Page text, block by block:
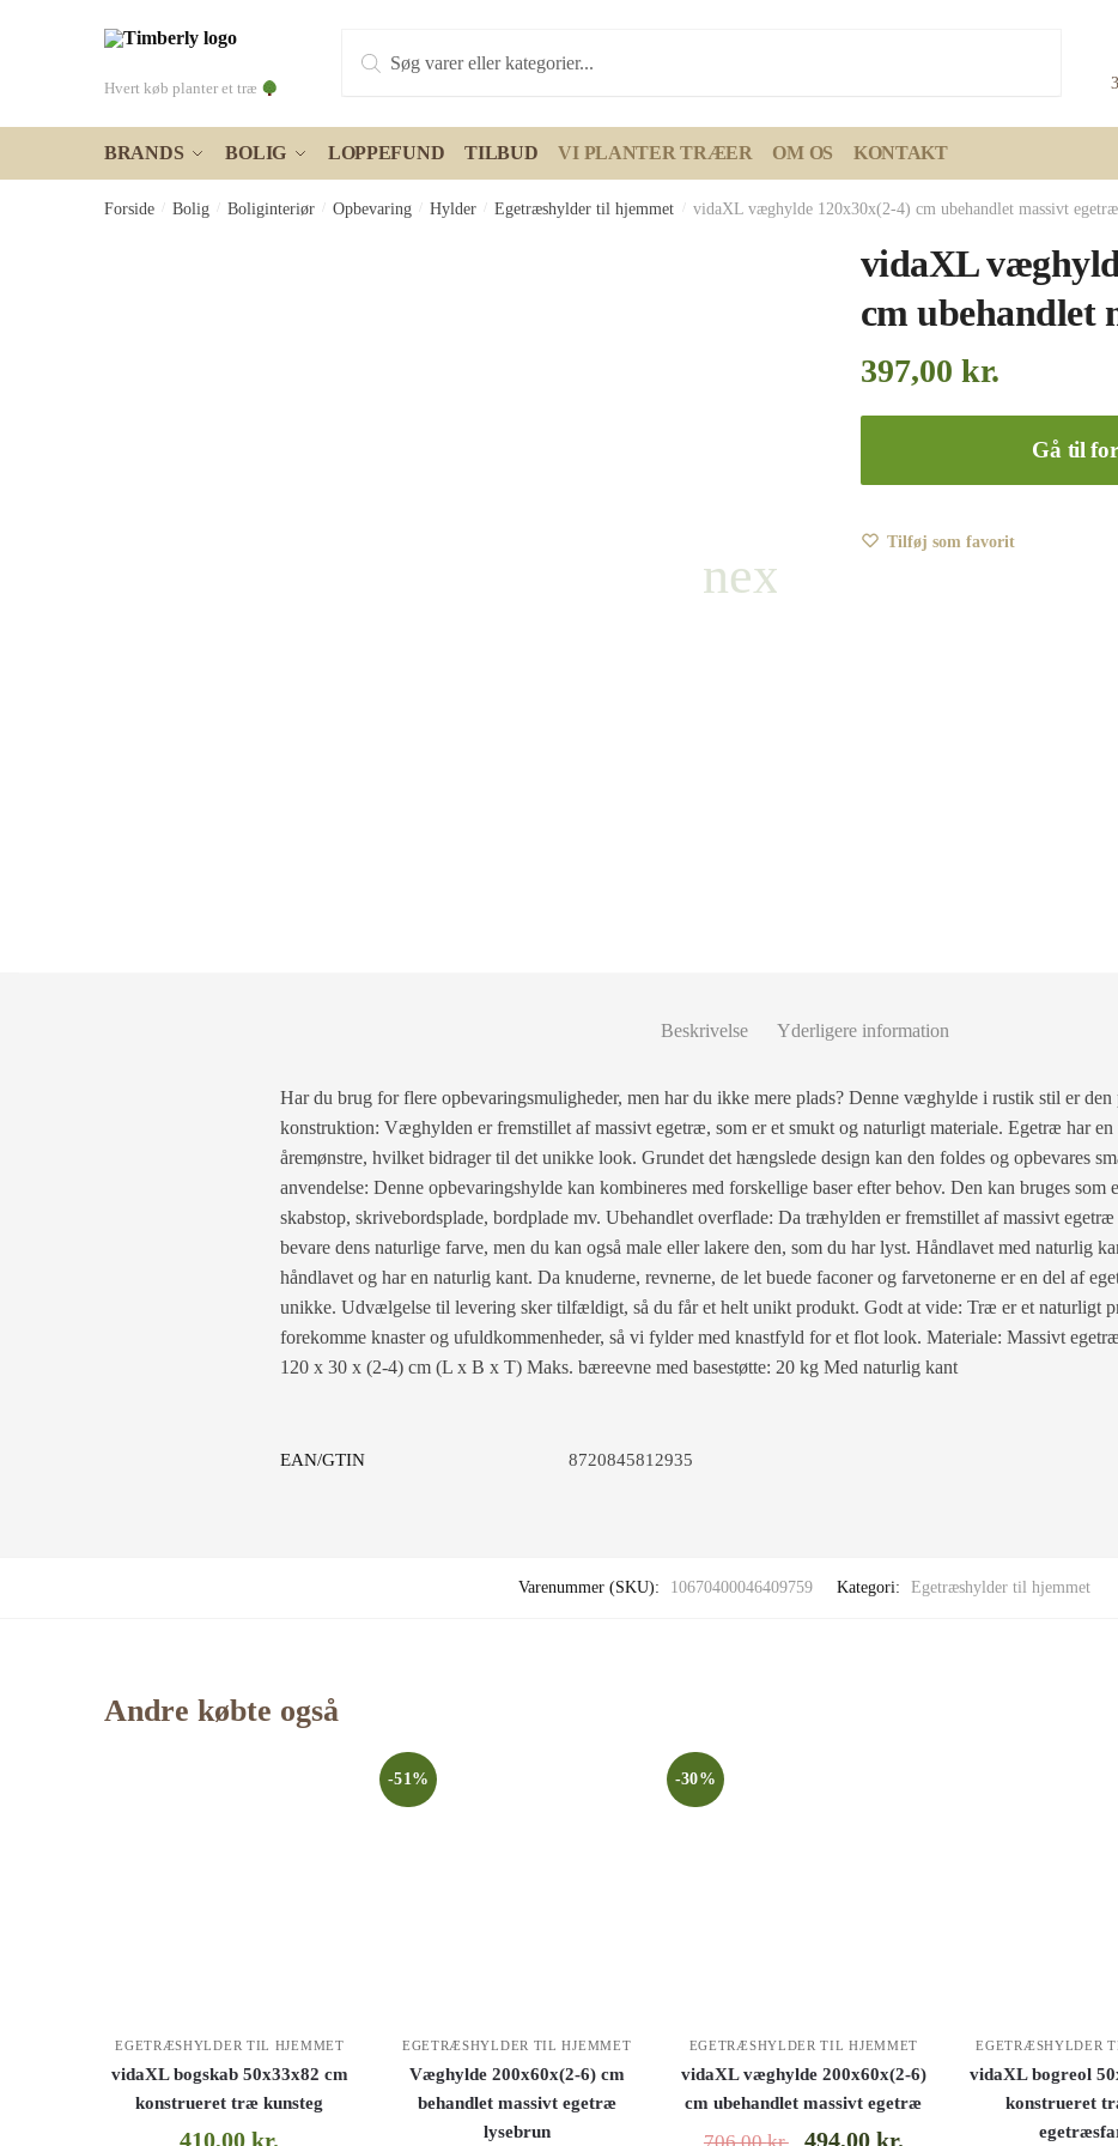
Hvert køb planter et træ
search
BRANDS BOLIG LOPPEFUND TILBUD VI PLANTER TRÆER OM OS KONTAKT
Forside Bolig Boliginteriør Opbevaring Hylder Egetræshylder til hjemmet vidaXL væghylde 120x30x(2-4) cm ubehandlet massivt egetræ
vidaXL
cm ubehandlet
397,00 kr.
Gå til
Tilføj som favorit
Beskrivelse Yderligere information
Har du brug for flere opbevaringsmuligheder, men har du ikke mere plads? Denne væghylde i rustik stil er
konstruktion: Væghylden er fremstillet af massivt egetræ, som er et smukt og naturligt materiale. Egetræ har
åremønstre, hvilket bidrager til det unikke look. Grundet det hængslede design kan den foldes og opbevares
anvendelse: Denne opbevaringshylde kan kombineres med forskellige baser efter behov. Den kan bruges som
skabstop, skrivebordsplade, bordplade mv. Ubehandlet overflade: Da træhylden er fremstillet af massivt
bevare dens naturlige farve, men du kan også male eller lakere den, som du har lyst. Håndlavet med naturlig
håndlavet og har en naturlig kant. Da knuderne, revnerne, de let buede faconer og farvetonerne er en del af
unikke. Udvælgelse til levering sker tilfældigt, så du får et helt unikt produkt. Godt at vide: Træ er et naturligt
forekomme knaster og ufuldkommenheder, så vi fylder med knastfyld for et flot look. Materiale: Massivt
120 x 30 x (2-4) cm (L x B x T) Maks. bæreevne med basestøtte: 20 kg Med naturlig kant
EAN/GTIN 8720845812935
Varenummer (SKU): 10670400046409759 Kategori: Egetræshylder til hjemmet
Andre købte også
EGETRÆSHYLDER TIL HJEMMET
vidaXL bogskab 50x33x82 cm
konstrueret træ kunsteg
410,00kr.
-51%
EGETRÆSHYLDER TIL HJEMMET
Væghylde 200x60x(2-6) cm
behandlet massivt egetræ
lysebrun
-30%
EGETRÆSHYLDER TIL HJEMMET
vidaXL væghylde 200x60x(2-6)
cm ubehandlet massivt egetræ
494,00 kr.
EGETRÆSHYLDER
vidaXL bogreol
konstrueret